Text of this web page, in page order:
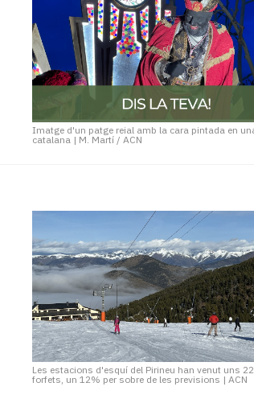
Imatge d'un patge reial amb la cara pintada en
catalana | M. Martí / ACN
Les estacions d'esquí del Pirineu han venut uns
forfets, un 12% per sobre de les previsions | ACN